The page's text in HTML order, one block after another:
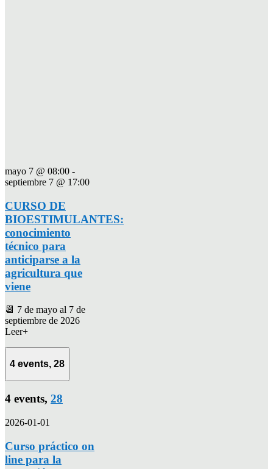
mayo 7 @ 08:00 -
septiembre 7 @ 17:00
CURSO DE
BIOESTIMULANTES:
conocimiento
técnico para
anticiparse a la
agricultura que
viene
📆 7 de mayo al 7 de
septiembre de 2026
Leer+
4 events, 28
4 events, 28
2026-01-01
Curso práctico on
line para la